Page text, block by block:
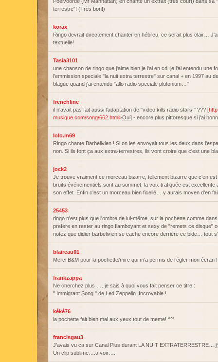
terrestre"! (Très bon!)
korax
Ringo devrait directement chanter en hébreu, ce serait plus clair…
textuelle!
Tasia3101
une chanson de ringo que j'aime bien je l'ai en cd .je l'ai entendu une
l'emmission speciale "la nuit extra terrestre" sur canal + en 1997 au
blague quand j'ai entendu "allo radio speciale plutonium…"
frenchline
il n'avait pas fait aussi l'adaptation de "video kills radio stars " ??? [
musique.com/song/662.html>Oui] - encore plus pittoresque si j'ai
lolo.m69
Ringo chante Barbelivien ! Si on les envoyait tous les deux dans
non. Si ils font ça aux extra-terrestres, ils vont croire que c'est une
jock2
Je trouve vraiment ce morceau bizarre, tellement bizarre que c'en
bruits événementiels sont au sommet, la voix trafiquée est
son effet. Enfin c'est un morceau bien ficellé… y aurais moyen d'en
25453
ringo n'est plus que l'ombre de lui-même, sur la pochette comme
prefère en rester au ringo flamboyant et sexy de "remets ce disque"
notez que didier barbelivien se cache encore derrière ce bide… tout
blaireau01
Merci B&M pour la pochette/mire qui m'a permis de régler mon écran !
frankzappa
Ne cherchez plus …. je sais à quoi vous fait penser ce titre :
" Immigrant Song " de Led Zeppelin. Incroyable !
kéké76
la pochette fait bien mal aux yeux tout de meme! ^^'
francisgau3
J'avais vu ca sur Canal Plus durant LA NUIT
Un clip sublime….a voir…..